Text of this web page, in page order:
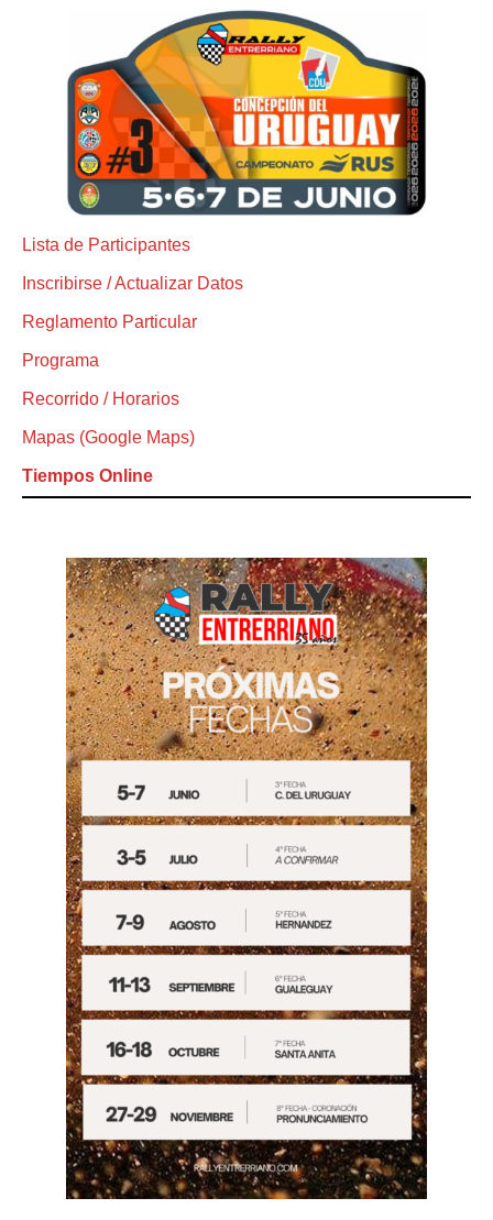
Lista de Participantes
Inscribirse / Actualizar Datos
Reglamento Particular
Programa
Recorrido / Horarios
Mapas (Google Maps)
Tiempos Online